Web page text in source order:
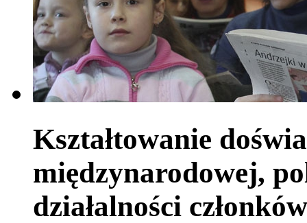
Kształtowanie
międzynarodowej,
działalności